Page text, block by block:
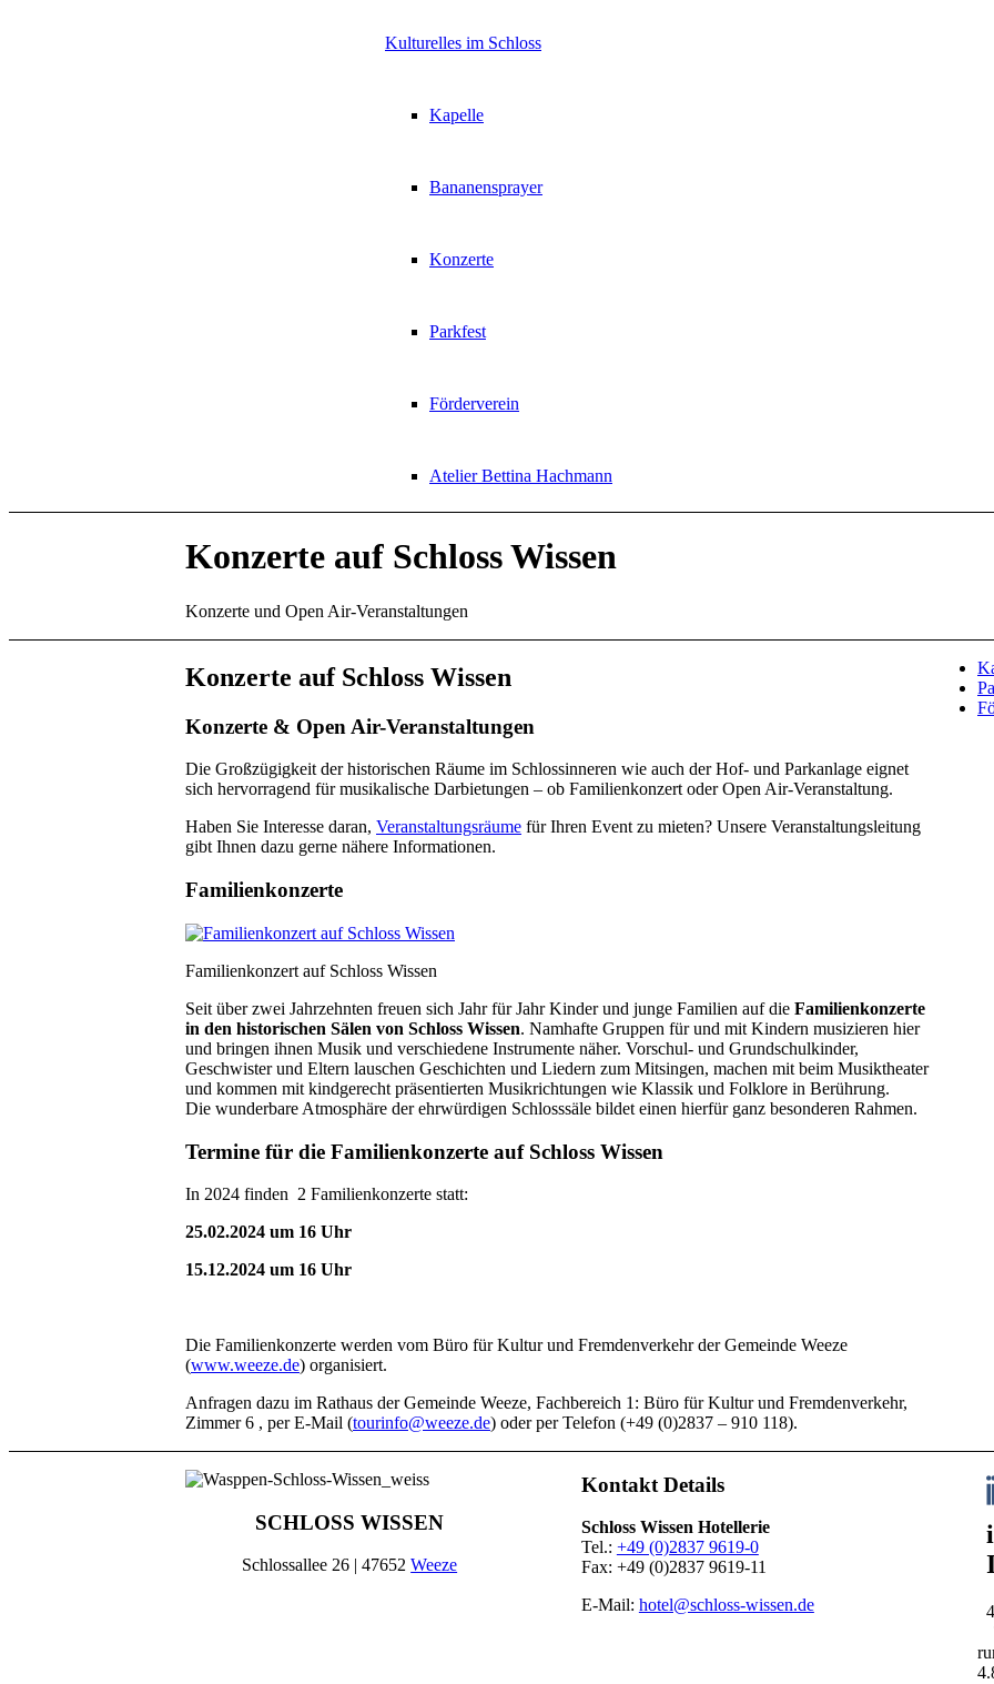
Kulturelles im Schloss
Kapelle
Bananensprayer
Konzerte
Parkfest
Förderverein
Atelier Bettina Hachmann
Konzerte auf Schloss Wissen
Konzerte und Open Air-Veranstaltungen
Konzerte auf Schloss Wissen
Konzerte & Open Air-Veranstaltungen
Die Großzügigkeit der historischen Räume im Schlossinneren wie auch der Hof- und Parkanlage eignet
sich hervorragend für musikalische Darbietungen – ob Familienkonzert oder Open Air-Veranstaltung.
Haben Sie Interesse daran, Veranstaltungsräume für Ihren Event zu mieten? Unsere Veranstaltungsleitung
gibt Ihnen dazu gerne nähere Informationen.
Familienkonzerte
Familienkonzert auf Schloss Wissen
Seit über zwei Jahrzehnten freuen sich Jahr für Jahr Kinder und junge Familien auf die Familienkonzerte
in den historischen Sälen von Schloss Wissen. Namhafte Gruppen für und mit Kindern musizieren hier
und bringen ihnen Musik und verschiedene Instrumente näher. Vorschul- und Grundschulkinder,
Geschwister und Eltern lauschen Geschichten und Liedern zum Mitsingen, machen mit beim Musiktheater
und kommen mit kindgerecht präsentierten Musikrichtungen wie Klassik und Folklore in Berührung.
Die wunderbare Atmosphäre der ehrwürdigen Schlosssäle bildet einen hierfür ganz besonderen Rahmen.
Termine für die Familienkonzerte auf Schloss Wissen
In 2024 finden 2 Familienkonzerte statt:
25.02.2024 um 16 Uhr
15.12.2024 um 16 Uhr
Die Familienkonzerte werden vom Büro für Kultur und Fremdenverkehr der Gemeinde Weeze
(www.weeze.de) organisiert.
Anfragen dazu im Rathaus der Gemeinde Weeze, Fachbereich 1: Büro für Kultur und Fremdenverkehr,
Zimmer 6 , per E-Mail (tourinfo@weeze.de) oder per Telefon (+49 (0)2837 – 910 118).
SCHLOSS WISSEN
Schlossallee 26 | 47652Weeze
Kontakt Details
Schloss Wissen Hotellerie
Tel.: +49 (0)2837 9619-0
Fax: +49 (0)2837 9619-11
E-Mail: hotel@schloss-wissen.de